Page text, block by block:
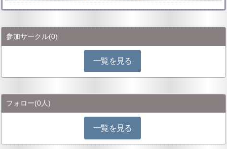
参加サークル(0)
一覧を見る
フォロー(0人)
一覧を見る